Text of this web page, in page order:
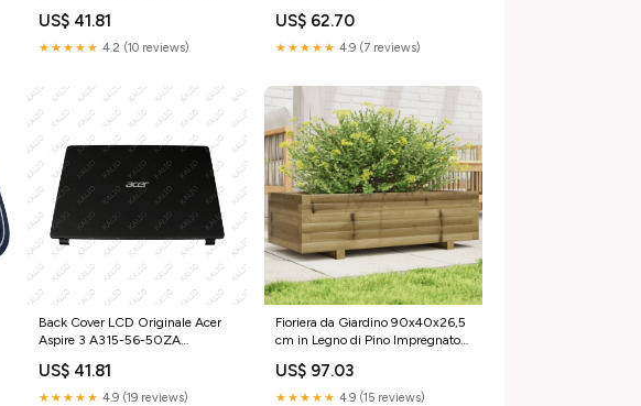
US$ 41.81
★★★★★ 4.2 (10 reviews)
US$ 62.70
★★★★★ 4.9 (7 reviews)
Back Cover LCD Originale Acer
Aspire 3 A315-56-50ZA
US$ 41.81
★★★★★ 4.9 (19 reviews)
Fioriera da Giardino 90x40x26,5
cm in Legno di Pino Impregnato
US$ 97.03
★★★★★ 4.9 (15 reviews)